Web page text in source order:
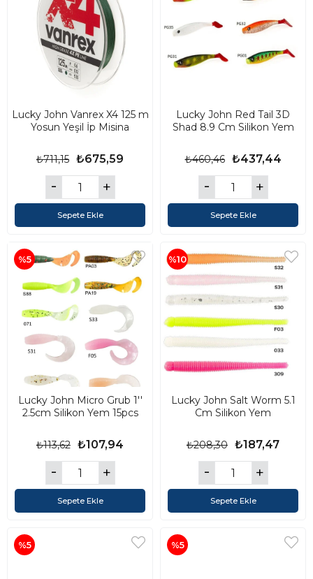
Lucky John Vanrex X4 125 m
Yosun Yeşil İp Misina
₺675,59
₺711,15
Sepete Ekle
Lucky John Red Tail 3D
Shad 8.9 Cm Silikon Yem
₺437,44
₺460,46
Sepete Ekle
Lucky John Micro Grub 1''
2.5cm Silikon Yem 15pcs
₺107,94
₺113,62
Sepete Ekle
%5
Lucky John Salt Worm 5.1
Cm Silikon Yem
₺187,47
₺208,30
Sepete Ekle
%10
%5 %5